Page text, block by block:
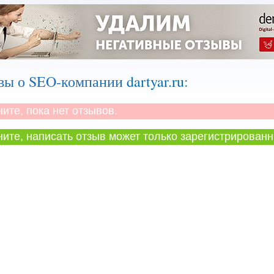
о SEO-компанииdartyar.ru:
пока нет отзывов.
написать отзыв может только